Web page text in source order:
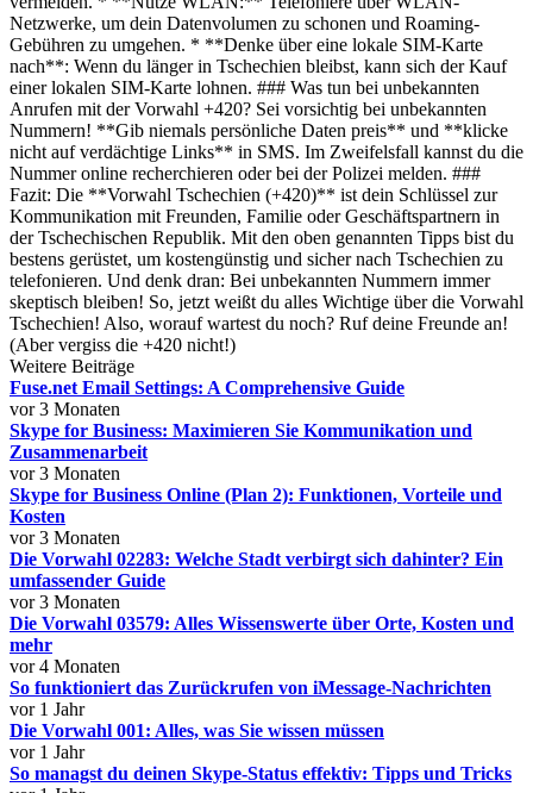
Netzwerke, um dein Datenvolumen zu schonen und Roaming-
Gebühren zu umgehen. * **Denke über eine lokale SIM-Karte
nach**: Wenn du länger in Tschechien bleibst, kann sich der Kauf
einer lokalen SIM-Karte lohnen. ### Was tun bei unbekannten
Anrufen mit der Vorwahl +420? Sei vorsichtig bei unbekannten
Nummern! **Gib niemals persönliche Daten preis** und **klicke
nicht auf verdächtige Links** in SMS. Im Zweifelsfall kannst du die
Nummer online recherchieren oder bei der Polizei melden. ###
Fazit: Die **Vorwahl Tschechien (+420)** ist dein Schlüssel zur
Kommunikation mit Freunden, Familie oder Geschäftspartnern in
der Tschechischen Republik. Mit den oben genannten Tipps bist du
bestens gerüstet, um kostengünstig und sicher nach Tschechien zu
telefonieren. Und denk dran: Bei unbekannten Nummern immer
skeptisch bleiben! So, jetzt weißt du alles Wichtige über die Vorwahl
Tschechien! Also, worauf wartest du noch? Ruf deine Freunde an!
(Aber vergiss die +420 nicht!)
Weitere Beiträge
Fuse.net Email Settings: A Comprehensive Guide
vor 3 Monaten
Skype for Business: Maximieren Sie Kommunikation und
Zusammenarbeit
vor 3 Monaten
Skype for Business Online (Plan 2): Funktionen, Vorteile und
Kosten
vor 3 Monaten
Die Vorwahl 02283: Welche Stadt verbirgt sich dahinter? Ein
umfassender Guide
vor 3 Monaten
Die Vorwahl 03579: Alles Wissenswerte über Orte, Kosten und
mehr
vor 4 Monaten
So funktioniert das Zurückrufen von iMessage-Nachrichten
vor 1 Jahr
Die Vorwahl 001: Alles, was Sie wissen müssen
vor 1 Jahr
So managst du deinen Skype-Status effektiv: Tipps und Tricks